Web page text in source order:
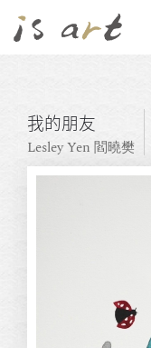
我的朋友
Lesley Yen 閻曉樊